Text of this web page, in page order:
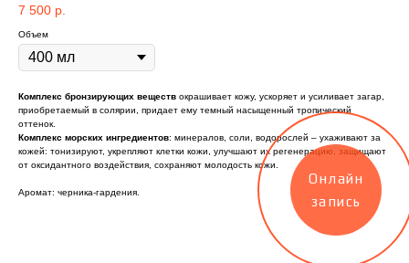
7 500 р.
Объем
Комплекс бронзирующих веществ окрашивает кожу, ускоряет и усиливает загар,
приобретаемый в солярии, придает ему темный насыщенный тропический
оттенок.
Комплекс морских ингредиентов: минералов, соли, водорослей – ухаживают за
кожей: тонизируют, укрепляют клетки кожи, улучшают их регенерацию, защищают
от оксидантного воздействия, сохраняют молодость кожи.
Аромат: черника-гардения.
Онлайн
запись